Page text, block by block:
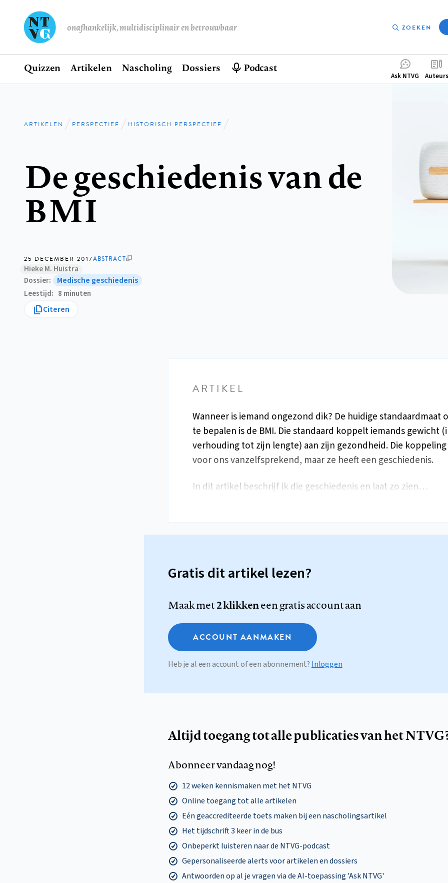
onafhankelijk, multidisciplinair en betrouwbaar ZOEKEN
Hoofdnavigatie
Home
Quizzen Artikelen Nascholing Dossiers Podcast
Ask NTVG Auteurs
Kruimelpad
ARTIKELEN PERSPECTIEF HISTORISCH PERSPECTIEF
De geschiedenis van de
BMI
25 DECEMBER 2017ABSTRACT
Hieke M. Huistra
Dossier
Medische geschiedenis
Leestijd 8 minuten
Citeren
ARTIKEL
Wanneer is iemand ongezond dik? De huidige standaardmaat
te bepalen is de BMI. Die standaard koppelt iemands gewicht
verhouding tot zijn lengte) aan zijn gezondheid. Die
voor ons vanzelfsprekend, maar ze heeft een geschiedenis.
In dit artikel beschrijf ik die geschiedenis en laat zo zien…
Gratis dit artikel lezen?
Maak met2 klikkeneen gratis account aan
ACCOUNT AANMAKEN
Heb je al een account of een abonnement? Inloggen
Altijd toegang tot alle publicaties van het
Abonneer vandaag nog!
12 weken kennismaken met het NTVG
Online toegang tot alle artikelen
Eén geaccrediteerde toets maken bij een nascholingsartikel
Het tijdschrift 3 keer in de bus
Onbeperkt luisteren naar de NTVG-podcast
Gepersonaliseerde alerts voor artikelen en dossiers
Antwoorden op al je vragen via de AI-toepassing 'Ask NTVG'